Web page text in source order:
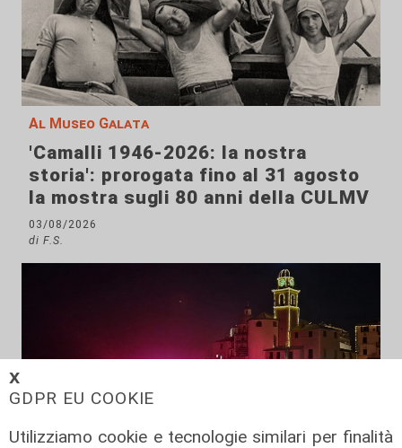
𝗫
GDPR EU COOKIE
Utilizziamo cookie e tecnologie similari per finalità
Al Museo Galata
'Camalli 1946-2026: la nostra
storia': prorogata fino al 31 agosto
la mostra sugli 80 anni della CULMV
03/08/2026
di F.S.